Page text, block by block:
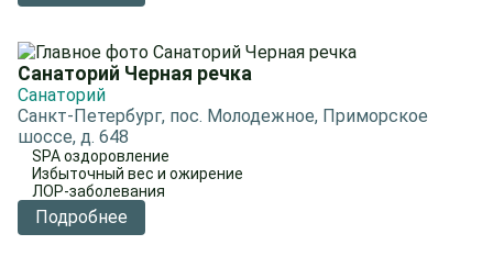
Санаторий Черная речка
Санаторий
Санкт-Петербург, пос. Молодежное, Приморское
шоссе, д. 648
SPA оздоровление
Избыточный вес и ожирение
ЛОР-заболевания
Подробнее